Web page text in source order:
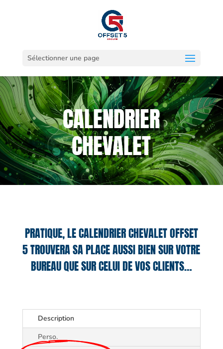
Sélectionner une page
CALENDRIER
CHEVALET
PRATIQUE, LE CALENDRIER CHEVALET OFFSET
5 TROUVERA SA PLACE AUSSI BIEN SUR VOTRE
BUREAU QUE SUR CELUI DE VOS CLIENTS…
Description
Perso.